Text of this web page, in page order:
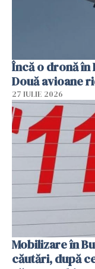
Încă o dronă în
Două avioane
27 IULIE 2026
Mobilizare în
căutări, după